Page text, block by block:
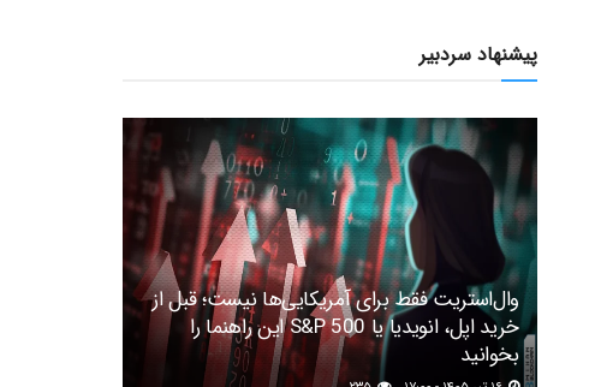
پیشنهاد سردبیر
وال‌استریت فقط برای آمریکایی‌ها نیست؛ قبل از
خرید اپل، انویدیا یا S&P 500 این راهنما را
بخوانید